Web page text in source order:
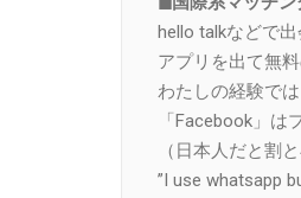
hello talkなどで出
アプリを出て無
わたしの経験で
「Facebook」は
（日本人だと割
”I use whatsapp